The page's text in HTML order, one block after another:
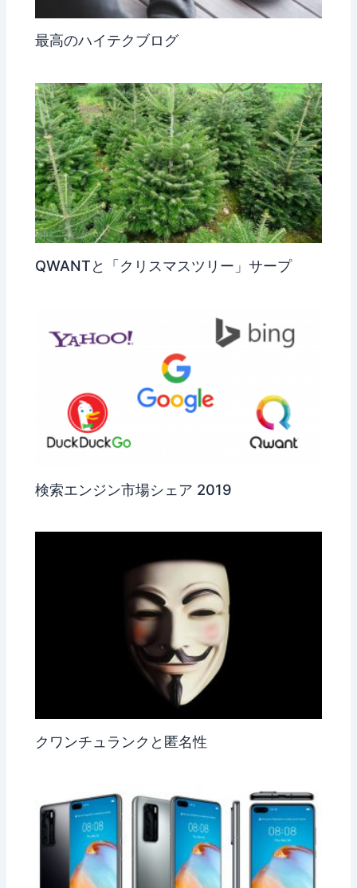
最高のハイテクブログ
QWANTと「クリスマスツリー」サープ
検索エンジン市場シェア 2019
クワンチュランクと匿名性